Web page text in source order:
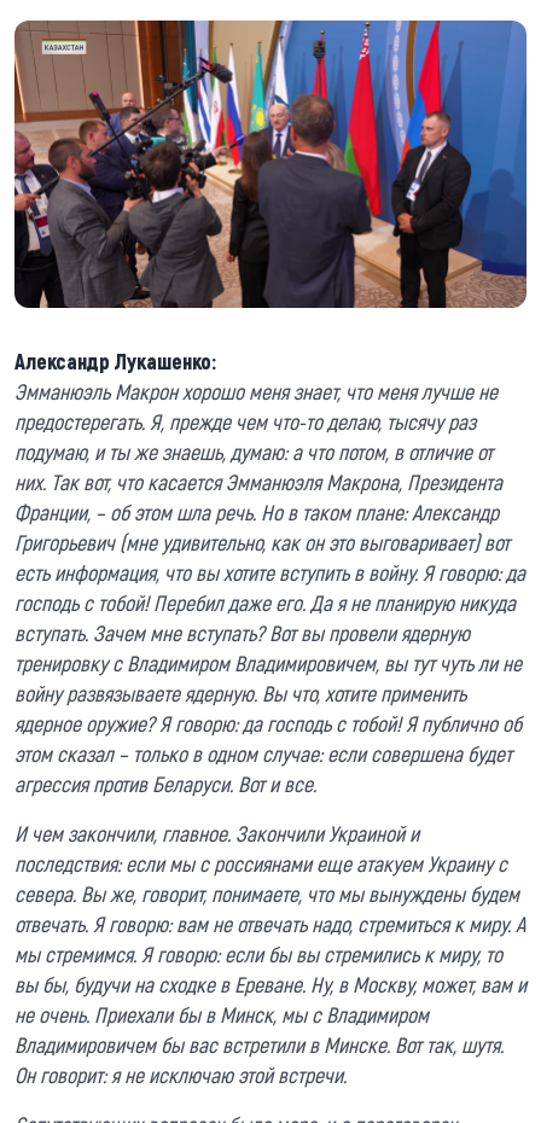
Александр Лукашенко:
Эмманюэль Макрон хорошо меня знает, что меня лучше не
предостерегать. Я, прежде чем что-то делаю, тысячу раз
подумаю, и ты же знаешь, думаю: а что потом, в отличие от
них. Так вот, что касается Эмманюэля Макрона, Президента
Франции, – об этом шла речь. Но в таком плане: Александр
Григорьевич (мне удивительно, как он это выговаривает) вот
есть информация, что вы хотите вступить в войну. Я говорю: да
господь с тобой! Перебил даже его. Да я не планирую никуда
вступать. Зачем мне вступать? Вот вы провели ядерную
тренировку с Владимиром Владимировичем, вы тут чуть ли не
войну развязываете ядерную. Вы что, хотите применить
ядерное оружие? Я говорю: да господь с тобой! Я публично об
этом сказал – только в одном случае: если совершена будет
агрессия против Беларуси. Вот и все.
И чем закончили, главное. Закончили Украиной и
последствия: если мы с россиянами еще атакуем Украину с
севера. Вы же, говорит, понимаете, что мы вынуждены будем
отвечать. Я говорю: вам не отвечать надо, стремиться к миру. А
мы стремимся. Я говорю: если бы вы стремились к миру, то
вы бы, будучи на сходке в Ереване. Ну, в Москву, может, вам и
не очень. Приехали бы в Минск, мы с Владимиром
Владимировичем бы вас встретили в Минске. Вот так, шутя.
Он говорит: я не исключаю этой встречи.